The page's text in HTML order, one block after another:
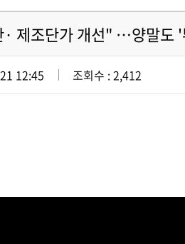
제조단가 개선" …양말도
12:45 조회수 : 2,412